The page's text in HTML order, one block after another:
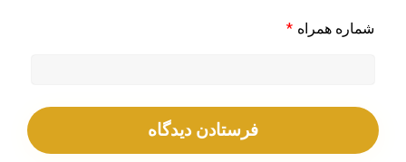
شماره همراه *